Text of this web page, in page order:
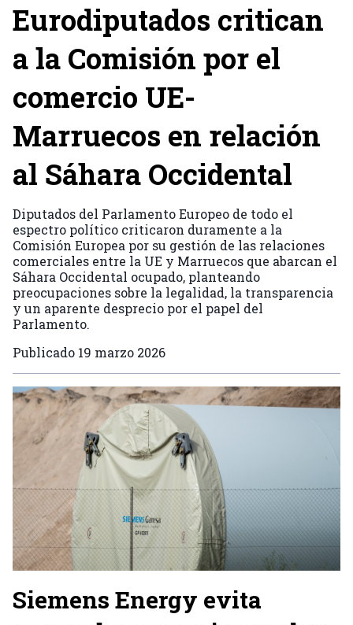
Eurodiputados critican
a la Comisión por el
comercio UE-
Marruecos en relación
al Sáhara Occidental
Diputados del Parlamento Europeo de todo el
espectro político criticaron duramente a la
Comisión Europea por su gestión de las relaciones
comerciales entre la UE y Marruecos que abarcan el
Sáhara Occidental ocupado, planteando
preocupaciones sobre la legalidad, la transparencia
y un aparente desprecio por el papel del
Parlamento.
Publicado 19 marzo 2026
Siemens Energy evita